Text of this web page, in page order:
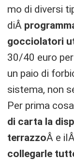
mo di diversi
diÂ
gocciolatori
30/40 euro
un paio di
sistema, non
Per prima
di carta la
terrazzoÂ e ilÂ
collegarle